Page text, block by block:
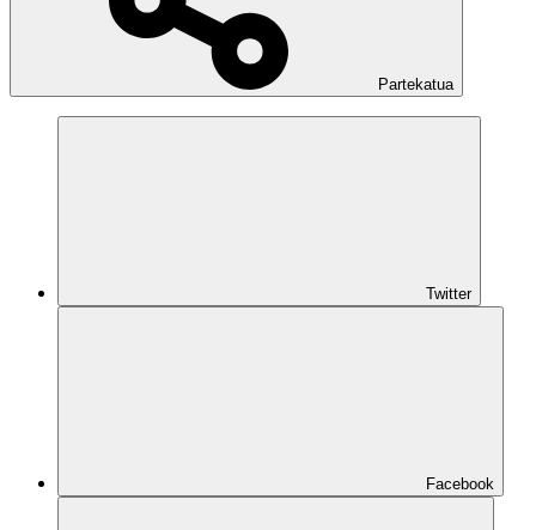
Partekatua
Twitter
Facebook